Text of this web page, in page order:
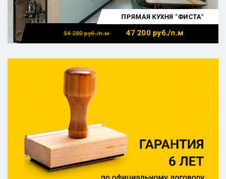
ПРЯМАЯ КУХНЯ "ФИСТА"
54 280руб./п.м 47 200руб./п.м